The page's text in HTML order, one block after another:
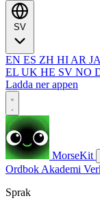
EN ES ZH HI AR JA
EL UK HE SV NO
Ladda ner appen
MorseKit
Ordbok Akademi
Sprak